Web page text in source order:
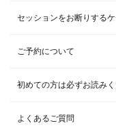
セッションをお断りするケ
ご予約について
初めての方は必ずお読み
よくあるご質問